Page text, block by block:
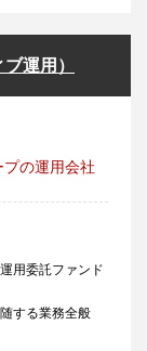
運用）
の運用会社
用委託ファンド
する業務全般